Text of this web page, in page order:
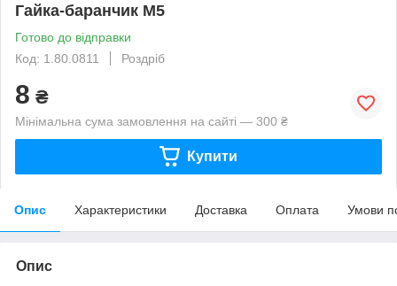
Гайка-баранчик М5
Готово до відправки
Код: 1.80.0811
Роздріб
8 ₴
Мінімальна сума замовлення на сайті — 300 ₴
Купити
Опис Характеристики Доставка Оплата Умови
Опис